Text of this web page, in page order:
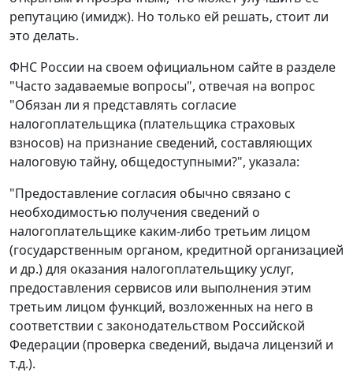
репутацию (имидж). Но только ей решать, стоит ли
это делать.
ФНС России на своем официальном сайте в разделе
"Часто задаваемые вопросы", отвечая на вопрос
"Обязан ли я представлять согласие
налогоплательщика (плательщика страховых
взносов) на признание сведений, составляющих
налоговую тайну, общедоступными?", указала:
"Предоставление согласия обычно связано с
необходимостью получения сведений о
налогоплательщике каким-либо третьим лицом
(государственным органом, кредитной организацией
и др.) для оказания налогоплательщику услуг,
предоставления сервисов или выполнения этим
третьим лицом функций, возложенных на него в
соответствии с законодательством Российской
Федерации (проверка сведений, выдача лицензий и
т.д.).